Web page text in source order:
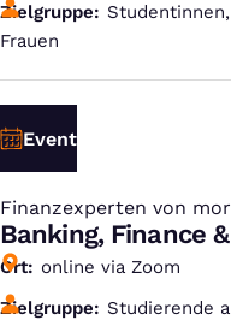
Zielgruppe
Frauen
Event
Finanzexperten von
:
Banking, Finance
Ort
online via Zoom
Zielgruppe
Studierende